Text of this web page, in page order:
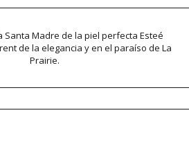
Santa Madre de la piel perfecta Esteé
de la elegancia y en el paraíso de La
Prairie.